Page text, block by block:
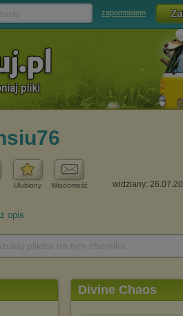
zapomniałem
Ulubiony Wiadomość widziany:
opis
Divine Chaos